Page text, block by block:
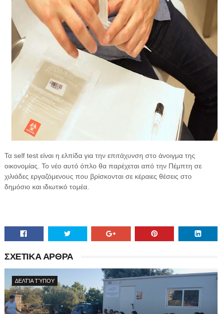
Τα self test είναι η ελπίδα για την επιτάχυνση στο άνοιγμα της
οικονομίας. Το νέο αυτό όπλο θα παρέχεται από την Πέμπτη σε
χιλιάδες εργαζόμενους που βρίσκονται σε κέραιες θέσεις στο
δημόσιο και ιδιωτικό τομέα.
ΣΧΕΤΙΚΑ ΑΡΘΡΑ
ΔΕΛΤΊΑ ΤΎΠΟΥ